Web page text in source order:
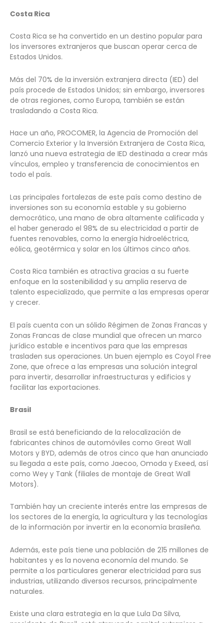
Costa Rica
Costa Rica se ha convertido en un destino popular para
los inversores extranjeros que buscan operar cerca de
Estados Unidos.
Más del 70% de la inversión extranjera directa (IED) del
país procede de Estados Unidos; sin embargo, inversores
de otras regiones, como Europa, también se están
trasladando a Costa Rica.
Hace un año, PROCOMER, la Agencia de Promoción del
Comercio Exterior y la Inversión Extranjera de Costa Rica,
lanzó una nueva estrategia de IED destinada a crear más
vínculos, empleo y transferencia de conocimientos en
todo el país.
Las principales fortalezas de este país como destino de
inversiones son su economía estable y su gobierno
democrático, una mano de obra altamente calificada y
el haber generado el 98% de su electricidad a partir de
fuentes renovables, como la energía hidroeléctrica,
eólica, geotérmica y solar en los últimos cinco años.
Costa Rica también es atractiva gracias a su fuerte
enfoque en la sostenibilidad y su amplia reserva de
talento especializado, que permite a las empresas operar
y crecer.
El país cuenta con un sólido Régimen de Zonas Francas y
Zonas Francas de clase mundial que ofrecen un marco
jurídico estable e incentivos para que las empresas
trasladen sus operaciones. Un buen ejemplo es Coyol Free
Zone, que ofrece a las empresas una solución integral
para invertir, desarrollar infraestructuras y edificios y
facilitar las exportaciones.
Brasil
Brasil se está beneficiando de la relocalización de
fabricantes chinos de automóviles como Great Wall
Motors y BYD, además de otros cinco que han anunciado
su llegada a este país, como Jaecoo, Omoda y Exeed, así
como Wey y Tank (filiales de montaje de Great Wall
Motors).
También hay un creciente interés entre las empresas de
los sectores de la energía, la agricultura y las tecnologías
de la información por invertir en la economía brasileña.
Además, este país tiene una población de 215 millones de
habitantes y es la novena economía del mundo. Se
permite a los particulares generar electricidad para sus
industrias, utilizando diversos recursos, principalmente
naturales.
Existe una clara estrategia en la que Lula Da Silva,